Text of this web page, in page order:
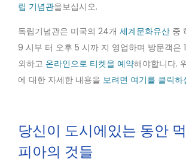
립 기념관을보십시오.
독립기념관은 미국의 24개 세계문화유산 중
9 시부 터 오후 5 시까 지 영업하며 방문객은
외하고 온라인으로 티켓을 예약해야합니다.
에 대한 자세한 내용을 보려면 여기를 클릭하
당신이 도시에있는 동안
피아의 것들